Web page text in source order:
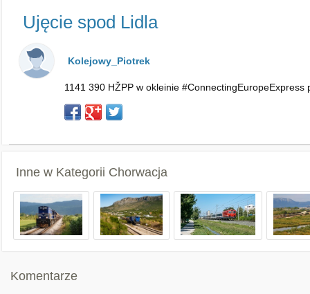
Ujęcie spod Lidla
Kolejowy_Piotrek
1141 390 HŽPP w okleinie
Inne w Kategorii Chorwacja
Komentarze